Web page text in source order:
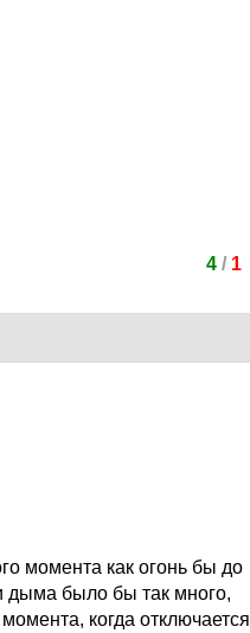
4/ 1
момента как огонь бы до
дыма было бы так много,
когда отключается